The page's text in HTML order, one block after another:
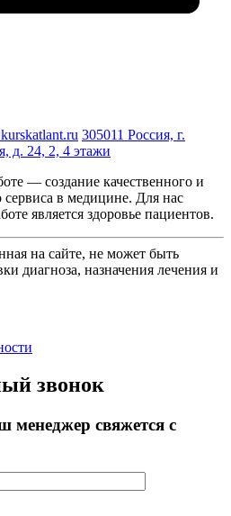
305011 Россия, г.
д. 24, 2, 4 этажи
— создание качественного и
в медицине. Для нас
является здоровье пациентов.
на сайте, не может быть
диагноза, назначения лечения и
звонок
менеджер свяжется с